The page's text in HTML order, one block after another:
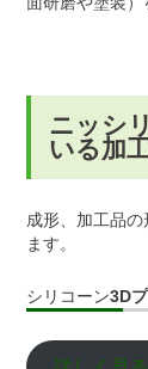
ニッシ
いる加
成形、加工品
ます。
シリコーン3D